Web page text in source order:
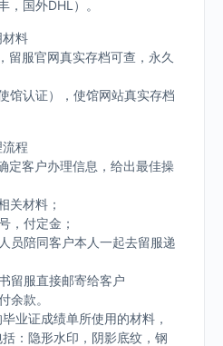
，国外DHL）。
材料
留服官网真实存档可查，永久
馆认证），使馆网站真实存档
程
定客户办理信息，给出最佳操
关材料；
，付定金；
员陪同客户本人一起去留服递
留服直接邮寄给客户
余款。
业证成绩单所使用的材料，
：隐形水印，阴影底纹，钢